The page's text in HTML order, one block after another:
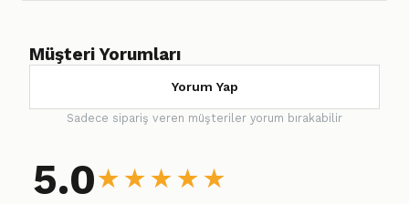
Müşteri Yorumları
Yorum Yap
Sadece sipariş veren müşteriler yorum bırakabilir
5.0★ ★ ★ ★ ★